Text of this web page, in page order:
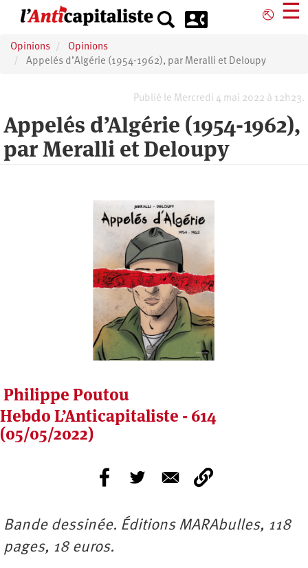
principal
⎋ ☰
Opinions
Opinions
Appelés d’Algérie (1954-1962), par Meralli et Deloupy
Publié le Mercredi 4 mai 2022 à 12h23.
Appelés d’Algérie (1954-1962),
par Meralli et Deloupy
Philippe Poutou
Hebdo L’Anticapitaliste - 614
(05/05/2022)
Bande dessinée. Éditions MARAbulles, 118
pages, 18 euros.